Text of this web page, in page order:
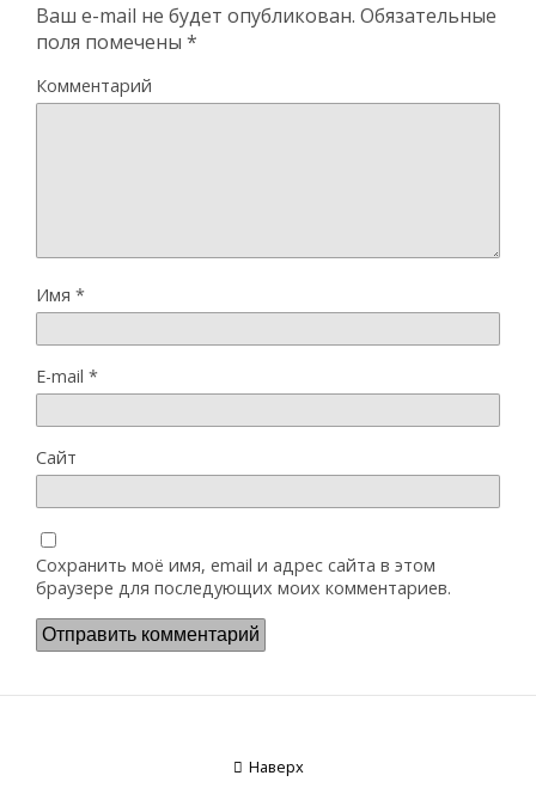
Ваш e-mail не будет опубликован. Обязательные
поля помечены *
Комментарий
Имя *
E-mail *
Сайт
Сохранить моё имя, email и адрес сайта в этом
браузере для последующих моих комментариев.
Наверх